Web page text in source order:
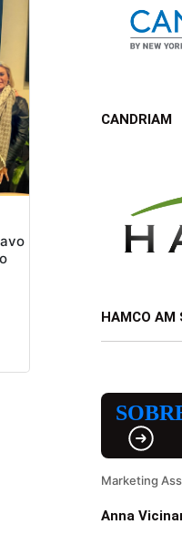
CANDRIAM
HAMCO AM
Marketing
Anna